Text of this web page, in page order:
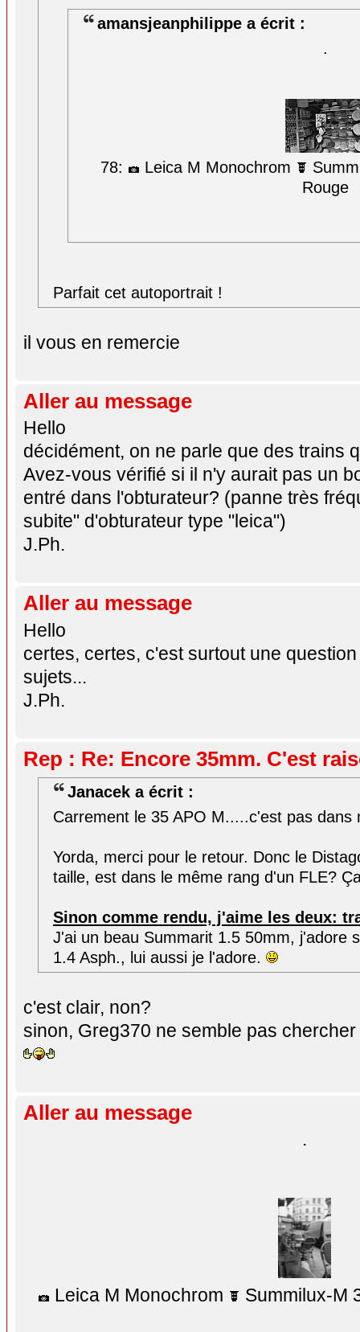
amansjeanphilippe a écrit :
.
78: Leica M Monochrom
Rouge
Parfait cet autoportrait !
il vous en remercie
Aller au message
Hello
décidément, on ne parle que des trains
Avez-vous vérifié si il n'y aurait pas un
entré dans l'obturateur? (panne très
subite" d'obturateur type "leica")
J.Ph.
Aller au message
Hello
certes, certes, c'est surtout une
sujets...
J.Ph.
Rep : Re: Encore 35mm. C'est
Janacek a écrit :
Carrement le 35 APO M.....c'est pas dans
Yorda, merci pour le retour. Donc le
taille, est dans le même rang d'un FLE?
Sinon comme rendu, j'aime les deux:
J'ai un beau Summarit 1.5 50mm, j'adore
1.4 Asph., lui aussi je l'adore.
c'est clair, non?
sinon, Greg370 ne semble pas
Aller au message
.
Leica M Monochrom Summilux-M